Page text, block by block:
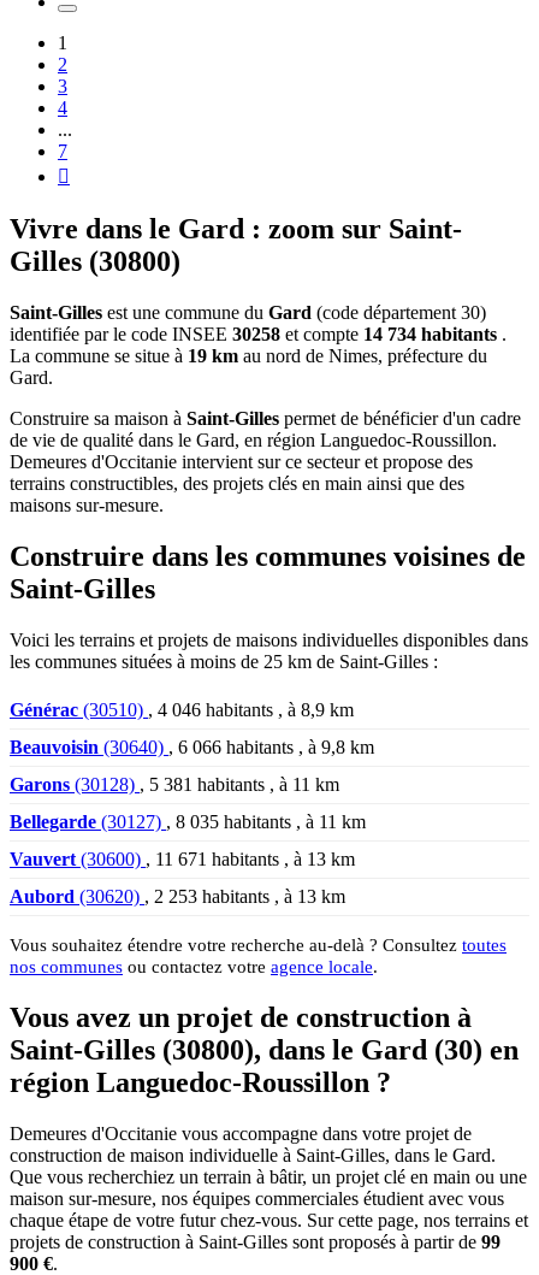
1
2
3
4
...
7

Vivre dans le Gard : zoom sur Saint-
Gilles (30800)
Saint-Gilles est une commune du Gard (code département 30)
identifiée par le code INSEE 30258 et compte 14 734 habitants .
La commune se situe à 19 km au nord de Nimes, préfecture du
Gard.
Construire sa maison à Saint-Gilles permet de bénéficier d'un cadre
de vie de qualité dans le Gard, en région Languedoc-Roussillon.
Demeures d'Occitanie intervient sur ce secteur et propose des
terrains constructibles, des projets clés en main ainsi que des
maisons sur-mesure.
Construire dans les communes voisines de
Saint-Gilles
Voici les terrains et projets de maisons individuelles disponibles dans
les communes situées à moins de 25 km de Saint-Gilles :
Générac (30510) , 4 046 habitants , à 8,9 km
Beauvoisin (30640) , 6 066 habitants , à 9,8 km
Garons (30128) , 5 381 habitants , à 11 km
Bellegarde (30127) , 8 035 habitants , à 11 km
Vauvert (30600) , 11 671 habitants , à 13 km
Aubord (30620) , 2 253 habitants , à 13 km
Vous souhaitez étendre votre recherche au-delà ? Consultez toutes
nos communes ou contactez votre agence locale.
Vous avez un projet de construction à
Saint-Gilles (30800), dans le Gard (30) en
région Languedoc-Roussillon ?
Demeures d'Occitanie vous accompagne dans votre projet de
construction de maison individuelle à Saint-Gilles, dans le Gard.
Que vous recherchiez un terrain à bâtir, un projet clé en main ou une
maison sur-mesure, nos équipes commerciales étudient avec vous
chaque étape de votre futur chez-vous. Sur cette page, nos terrains et
projets de construction à Saint-Gilles sont proposés à partir de 99
900 €.